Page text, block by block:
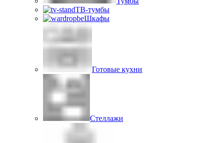
ТВ-тумбы
Шкафы
Готовые кухни
Стеллажи